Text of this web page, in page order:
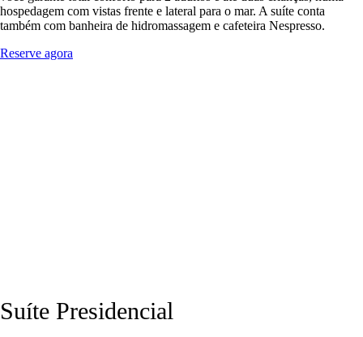
hospedagem com vistas frente e lateral para o mar. A suíte conta
também com banheira de hidromassagem e cafeteira Nespresso.
Reserve agora
Suíte Presidencial